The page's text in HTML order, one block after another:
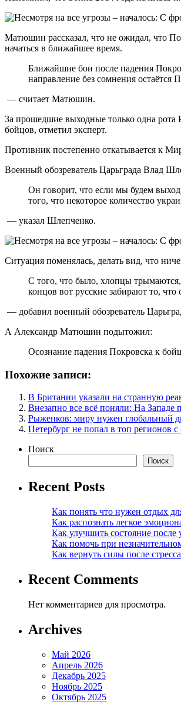
Матюшин рассказал, что не ожидал, что
начаться в ближайшее время.
Ближайшие бои после падения
направление без сомнения остаётся
— считает Матюшин.
За прошедшие выходные только одна рота
бойцов, отметил эксперт.
Противник постепенно откатывается к
Военный обозреватель Царьграда Влад
Он говорит, что если мы будем
того, что некоторое количество
— указал Шлепченко.
Ситуация поменялась, делать вид, что
С того, что было, хлопцы
концов вот русские забирают то,
— добавил военный обозреватель
А Александр Матюшин подытожил:
Осознание падения Покровска к
Похожие записи:
В Британии указали на странную
Внезапно все всё поняли: На Западе
Рыженков: миру нужен глобальный
Петербург не попал в топ
Поиск
Поиск
Recent Posts
Как понять что нужен отдых
Как распознать легкое
Как улучшить состояние после
Как помочь при
Как вернуть силы после
Recent Comments
Нет комментариев для просмотра.
Archives
Май 2026
Апрель 2026
Декабрь 2025
Ноябрь 2025
Октябрь 2025